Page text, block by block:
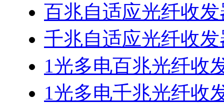
百兆自适应光纤收发
千兆自适应光纤收发
1光多电百兆光纤收
1光多电千兆光纤收